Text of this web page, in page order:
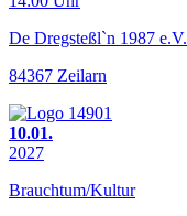
De Dregsteßl`n 1987 e.V.
84367 Zeilarn
10.01.
2027
Brauchtum/Kultur